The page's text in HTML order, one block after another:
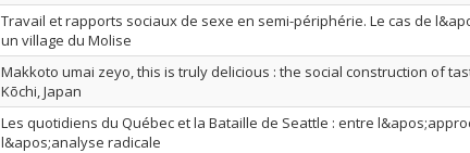
Travail et rapports sociaux de sexe en semi-périphérie. Le cas de
un village du Molise
Makkoto umai zeyo, this is truly delicious : the social construction of
Kōchi, Japan
Les quotidiens du Québec et la Bataille de Seattle : entre
l&apos;analyse radicale